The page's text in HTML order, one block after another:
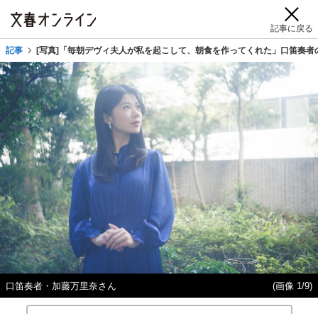
記事に戻る
記事 [写真]「毎朝デヴィ夫人が私を起こして、朝食を作ってくれた」口笛奏
口笛奏者・加藤万里奈さん (画像 1/9)